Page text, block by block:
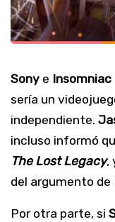
Sony e Insomniac
sería un
independiente.
incluso informó
The Lost Legacy,
del argumento de
Por otra parte, si